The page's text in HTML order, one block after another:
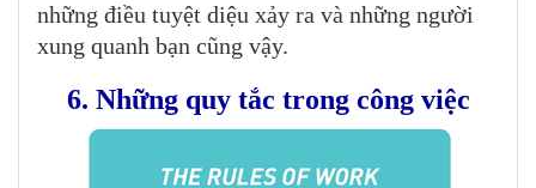
những điều tuyệt diệu xảy ra và những người
xung quanh bạn cũng vậy.
6. Những quy tắc trong công việc